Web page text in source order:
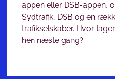
appen eller DSB-appen,
Sydtrafik, DSB og en
trafikselskaber. Hvor
hen næste gang?